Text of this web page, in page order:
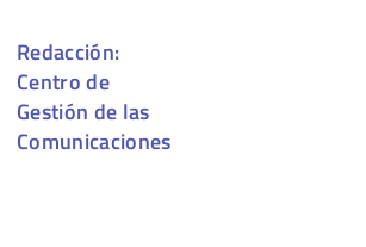
Redacción:
Centro de
Gestión de las
Comunicaciones